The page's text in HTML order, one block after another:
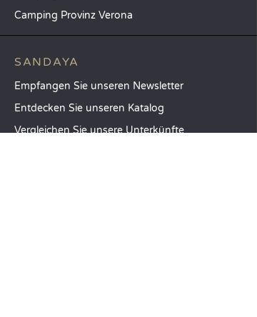
Camping Provinz Verona
SANDAYA
Empfangen Sie unseren Newsletter
Entdecken Sie unseren Katalog
Vergleichen Sie unsere Unterkünfte